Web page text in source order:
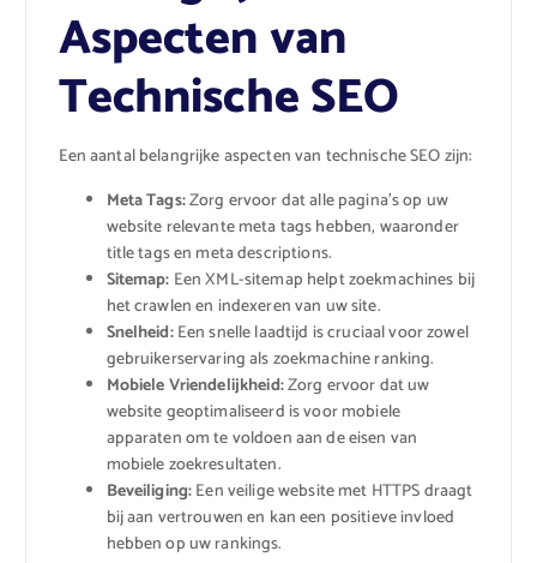
Aspecten van
Technische SEO
Een aantal belangrijke aspecten van technische SEO zijn:
Meta Tags:Zorg ervoor dat alle pagina’s op uw
website relevante meta tags hebben, waaronder
title tags en meta descriptions.
Sitemap: Een XML-sitemap helpt zoekmachines bij
het crawlen en indexeren van uw site.
Snelheid:Een snelle laadtijd is cruciaal voor zowel
gebruikerservaring als zoekmachine ranking.
Mobiele Vriendelijkheid:Zorg ervoor dat uw
website geoptimaliseerd is voor mobiele
apparaten om te voldoen aan de eisen van
mobiele zoekresultaten.
Beveiliging:Een veilige website met HTTPS draagt
bij aan vertrouwen en kan een positieve invloed
hebben op uw rankings.